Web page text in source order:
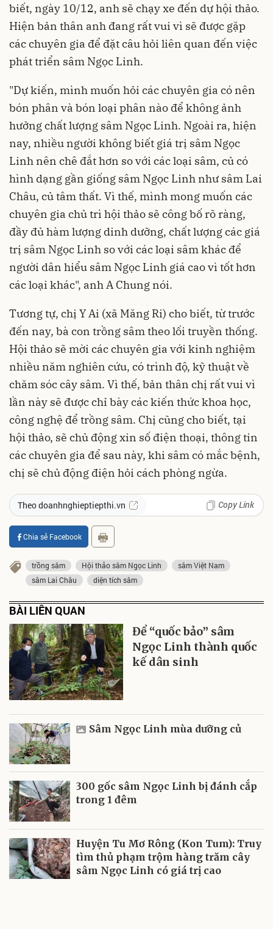
biết, ngày 10/12, anh sẽ chạy xe đến dự hội thảo.
Hiện bản thân anh đang rất vui vì sẽ được gặp
các chuyên gia để đặt câu hỏi liên quan đến việc
phát triển sâm Ngọc Linh.
"Dự kiến, mình muốn hỏi các chuyên gia có nên
bón phân và bón loại phân nào để không ảnh
hưởng chất lượng sâm Ngọc Linh. Ngoài ra, hiện
nay, nhiều người không biết giá trị sâm Ngọc
Linh nên chê đắt hơn so với các loại sâm, củ có
hình dạng gần giống sâm Ngọc Linh như sâm Lai
Châu, củ tâm thất. Vì thế, mình mong muốn các
chuyên gia chủ trì hội thảo sẽ công bố rõ ràng,
đầy đủ hàm lượng dinh dưỡng, chất lượng các giá
trị sâm Ngọc Linh so với các loại sâm khác để
người dân hiểu sâm Ngọc Linh giá cao vì tốt hơn
các loại khác", anh A Chung nói.
Tương tự, chị Y Ai (xã Măng Ri) cho biết, từ trước
đến nay, bà con trồng sâm theo lối truyền thống.
Hội thảo sẽ mời các chuyên gia với kinh nghiệm
nhiều năm nghiên cứu, có trình độ, kỹ thuật về
chăm sóc cây sâm. Vì thế, bản thân chị rất vui vì
lần này sẽ được chỉ bày các kiến thức khoa học,
công nghệ để trồng sâm. Chị cũng cho biết, tại
hội thảo, sẽ chủ động xin số điện thoại, thông tin
các chuyên gia để sau này, khi sâm có mắc bệnh,
chị sẽ chủ động điện hỏi cách phòng ngừa.
Theo doanhnghieptiepthi.vn Copy Link
Chia sẻ Facebook
trồng sâm Hội thảo sâm Ngọc Linh
sâm Việt Nam
sâm Lai Châu
diện tích sâm
BÀI LIÊN QUAN
Để “quốc bảo” sâm
Ngọc Linh thành quốc
kế dân sinh
Sâm Ngọc Linh mùa dưỡng củ
300 gốc sâm Ngọc Linh bị đánh cắp
trong 1 đêm
Huyện Tu Mơ Rông (Kon Tum): Truy
tìm thủ phạm trộm hàng trăm cây
sâm Ngọc Linh có giá trị cao